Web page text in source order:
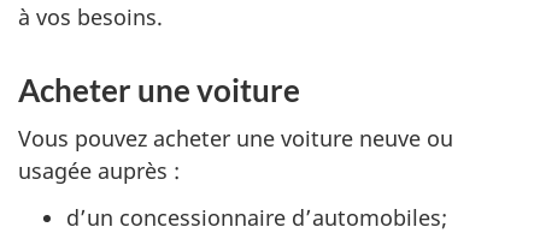
à vos besoins.
Acheter une voiture
Vous pouvez acheter une voiture neuve ou
usagée auprès :
d’un concessionnaire d’automobiles;